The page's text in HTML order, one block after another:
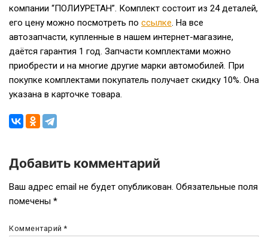
компании “ПОЛИУРЕТАН”. Комплект состоит из 24 деталей,
его цену можно посмотреть по ссылке. На все
автозапчасти, купленные в нашем интернет-магазине,
даётся гарантия 1 год. Запчасти комплектами можно
приобрести и на многие другие марки автомобилей. При
покупке комплектами покупатель получает скидку 10%. Она
указана в карточке товара.
Навигация
по
записям
Добавить комментарий
Ваш адрес email не будет опубликован. Обязательные поля
помечены *
Комментарий*